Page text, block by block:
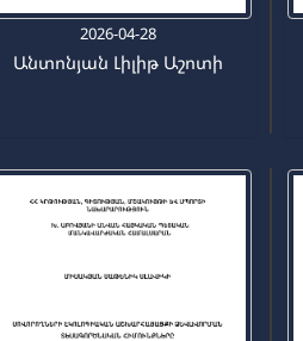
2026-04-28
Անտոնյան Լիլիթ Աշոտի